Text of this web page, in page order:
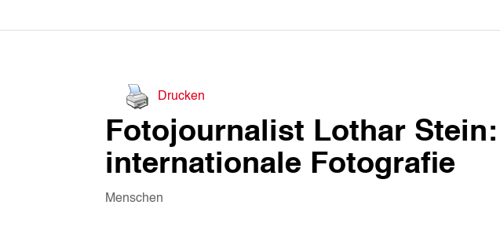
Drucken
Fotojournalist Lothar
internationale Fotografie
Menschen